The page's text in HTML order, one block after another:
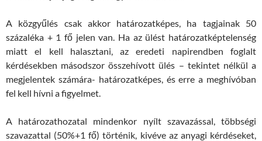
A közgyűlés csak akkor határozatképes, ha tagjainak 50
százaléka + 1 fő jelen van. Ha az ülést határozatképtelenség
miatt el kell halasztani, az eredeti napirendben foglalt
kérdésekben másodszor összehívott ülés – tekintet nélkül a
megjelentek számára- határozatképes, és erre a meghívóban
fel kell hívni a figyelmet.
A határozathozatal mindenkor nyílt szavazással, többségi
szavazattal (50%+1 fő) történik, kivéve az anyagi kérdéseket,